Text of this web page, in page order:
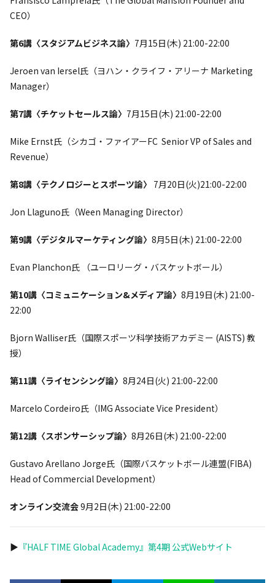
CEO）
第6講〈スタジアムビジネス論〉 7月15日(木) 21:00-22:00
Jeroen van Iersel氏（ヨハン・クライフ・アリーナ Marketing
Manager）
第7講〈チケットセールス論〉 7月15日(木) 21:00-22:00
Mike Ernst氏（シカゴ・ファイアーFC Senior VP of Sales and
Revenue）
第8講〈テクノロジーとスポーツ論〉 7月20日(火)21:00-22:00
Jon Llaguno氏（Ween Managing Director）
第9講〈デジタルマーケティング論〉 8月5日(木) 21:00-22:00
Evan Planchon氏 （ユーロリーグ・バスケットボール）
第10講〈コミュニケーション&メディア論〉 8月19日(木) 21:00-
22:00
Bjorn Walliser氏（国際スポーツ科学技術アカデミー (AISTS) 教
授）
第11講〈ライセンシング論〉 8月24日(火) 21:00-22:00
Marcelo Cordeiro氏（IMG Associate Vice President）
第12講〈スポンサーシップ論〉 8月26日(木) 21:00-22:00
Gustavo Arellano Jorge氏（国際バスケットボール連盟(FIBA)
Head of Commercial Development）
オンライン交流会9月2日(木) 21:00-22:00
▶︎ 『HALF TIME Global Academy』第4期 公式Webサイト